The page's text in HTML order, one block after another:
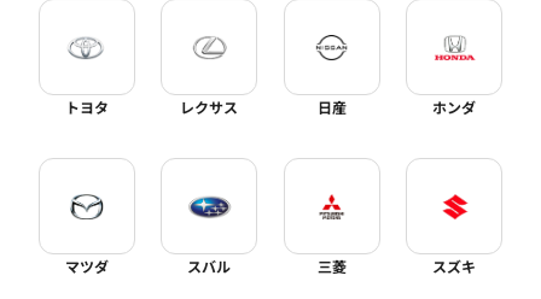
トヨタ レクサス 日産 ホンダ
マツダ スバル 三菱 スズキ